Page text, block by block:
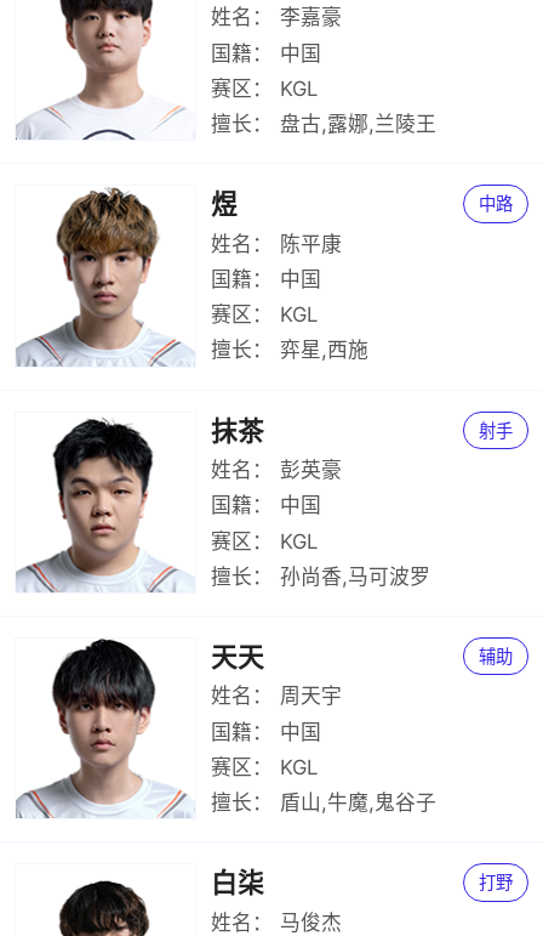
姓名：
李嘉豪
国籍：
中国
赛区：
KGL
擅长：
盘古,露娜,兰陵王
煜 中路
姓名：
陈平康
国籍：
中国
赛区：
KGL
擅长：
弈星,西施
抹茶 射手
姓名：
彭英豪
国籍：
中国
赛区：
KGL
擅长：
孙尚香,马可波罗
天天 辅助
姓名：
周天宇
国籍：
中国
赛区：
KGL
擅长：
盾山,牛魔,鬼谷子
白柒 打野
姓名：
马俊杰